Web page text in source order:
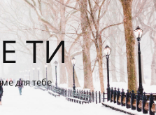
ТИ
для тебе